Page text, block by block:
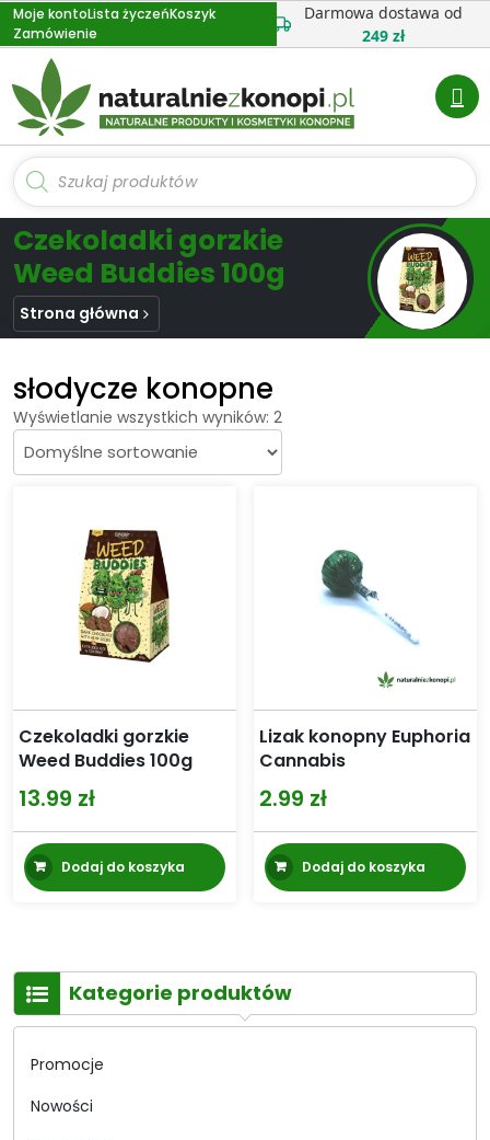
Przejdź
do
treści
Moje kontoLista życzeńKoszyk
Zamówienie
Darmowa dostawa od
249 zł
Wyszukiwarka
produktów
Czekoladki gorzkie
Weed Buddies 100g
Strona główna
słodycze konopne
Wyświetlanie wszystkich wyników: 2
Czekoladki gorzkie
Weed Buddies 100g
13.99 zł
Dodaj do koszyka
Lizak konopny Euphoria
Cannabis
2.99 zł
Dodaj do koszyka
Kategorie produktów
Promocje
Nowości